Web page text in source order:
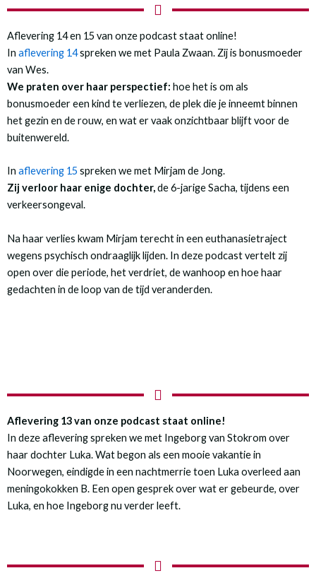
Aflevering 14 en 15 van onze podcast staat online!
In aflevering 14spreken we met Paula Zwaan. Zij is bonusmoeder
van Wes.
We praten over haar perspectief: hoe het is om als
bonusmoeder een kind te verliezen, de plek die je inneemt binnen
het gezin en de rouw, en wat er vaak onzichtbaar blijft voor de
buitenwereld.
In aflevering 15spreken we met Mirjam de Jong.
Zij verloor haar enige dochter,de 6-jarige Sacha, tijdens een
verkeersongeval.
Na haar verlies kwam Mirjam terecht in een euthanasietraject
wegens psychisch ondraaglijk lijden. In deze podcast vertelt zij
open over die periode, het verdriet, de wanhoop en hoe haar
gedachten in de loop van de tijd veranderden.
Aflevering 13 van onze podcast staat online!
In deze aflevering spreken we met Ingeborg van Stokrom over
haar dochter Luka. Wat begon als een mooie vakantie in
Noorwegen, eindigde in een nachtmerrie toen Luka overleed aan
meningokokken B. Een open gesprek over wat er gebeurde, over
Luka, en hoe Ingeborg nu verder leeft.